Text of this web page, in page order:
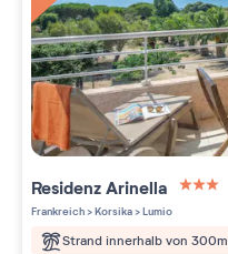
ResidenzArinella
Frankreich>Korsika>Lumio
Strand innerhalb von 300m